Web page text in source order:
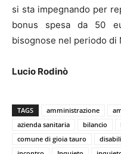
si sta impegnando per
bonus spesa da 50
bisognose nel periodo di
Lucio Rodinò
TAGS amministrazione
azienda sanitaria
bilancio
comune di gioia tauro
disabili